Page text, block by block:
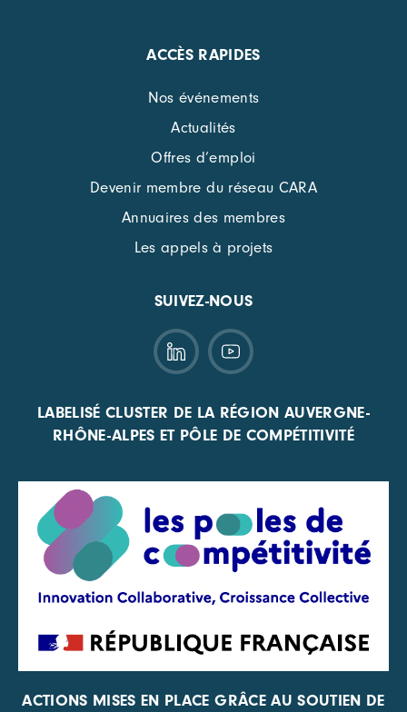
ACCÈS RAPIDES
Nos événements
Actualités
Offres d’emploi
Devenir membre du réseau CARA
Annuaires des membres
Les appels à projets
SUIVEZ-NOUS
LABELISÉ CLUSTER DE LA RÉGION AUVERGNE-
RHÔNE-ALPES ET PÔLE DE COMPÉTITIVITÉ
ACTIONS MISES EN PLACE GRÂCE AU SOUTIEN DE